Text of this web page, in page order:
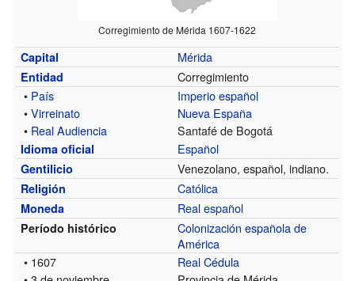
Corregimiento de Mérida 1607-1622
Capital Mérida
Entidad
Corregimiento
• País
Imperio español
•Virreinato
Nueva España
• Real Audiencia Santafé de Bogotá
Idioma oficial Español
Gentilicio Venezolano, español, indiano.
Religión Católica
Moneda Real español
Período histórico
Colonización española de
América
• 1607
Real Cédula